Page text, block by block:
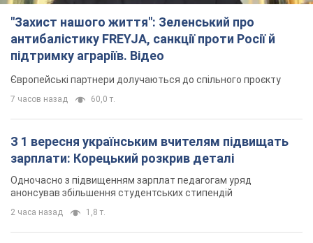
"Захист нашого життя": Зеленський про
антибалістику FREYJA, санкції проти Росії й
підтримку аграріїв. Відео
Європейські партнери долучаються до спільного проєкту
7 часов назад 60,0 т.
З 1 вересня українським вчителям підвищать
зарплати: Корецький розкрив деталі
Одночасно з підвищенням зарплат педагогам уряд
анонсував збільшення студентських стипендій
2 часа назад 1,8 т.